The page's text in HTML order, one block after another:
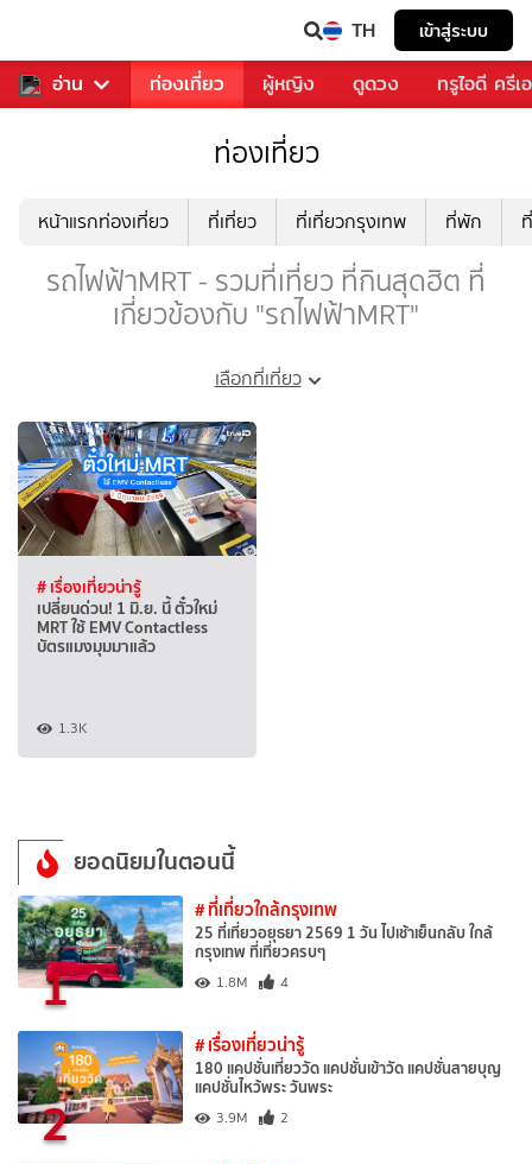
TH เข้าสู่ระบบ
อ่าน
ลง อาหาร ท่องเที่ยว ผู้หญิง ดูดวง ทรูไอดี ครีเ
ท่องเที่ยว
หน้าแรกท่องเที่ยว ที่เที่ยว ที่เที่ยวกรุงเทพ ที่พัก
รถไฟฟ้าMRT - รวมที่เที่ยว ที่กินสุดฮิต ที่
เกี่ยวข้องกับ "รถไฟฟ้าMRT"
เลือกที่เที่ยว
# เรื่องเที่ยวน่ารู้
เปลี่ยนด่วน! 1 มิ.ย. นี้ ตั๋วใหม่
MRT ใช้ EMV Contactless
บัตรแมงมุมมาแล้ว
1.3K
ยอดนิยมในตอนนี้
1
# ที่เที่ยวใกล้กรุงเทพ
25 ที่เที่ยวอยุธยา 2569 1 วัน ไปเช้าเย็นกลับ ใกล้
กรุงเทพ ที่เที่ยวครบๆ
1.8M 4
2
# เรื่องเที่ยวน่ารู้
180 แคปชั่นเที่ยววัด แคปชั่นเข้าวัด แคปชั่นสายบุญ
แคปชั่นไหว้พระ วันพระ
3.9M 2